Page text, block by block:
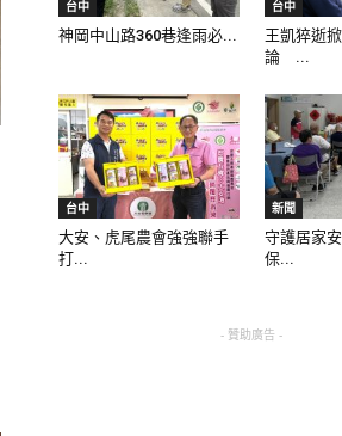
台中
神岡中山路360巷逢雨必...
台中
王凱猝逝
論 ...
台中
大安、虎尾農會強強聯手
打...
新聞
守護居家
保...
- 贊助廣告 -